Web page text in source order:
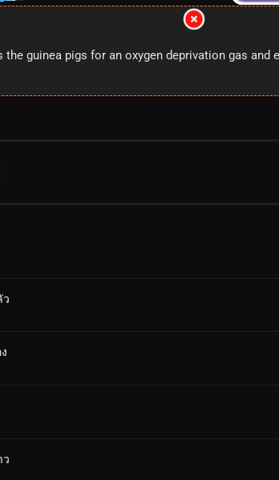
guinea pigs for an oxygen deprivation gas
ว
ว